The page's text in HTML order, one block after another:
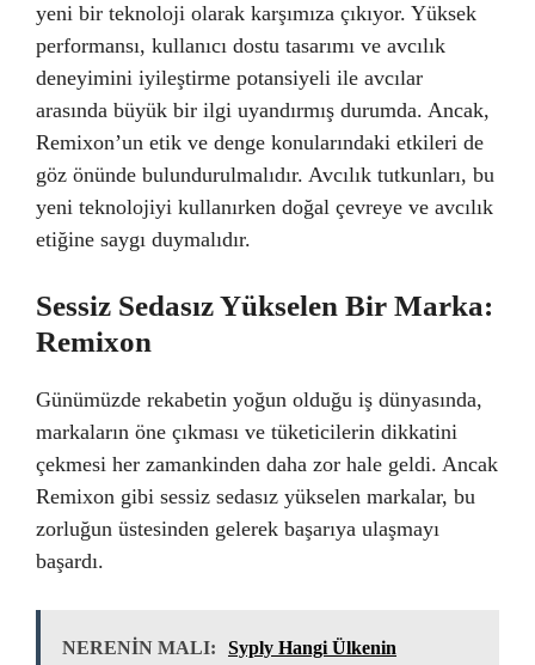
yeni bir teknoloji olarak karşımıza çıkıyor. Yüksek
performansı, kullanıcı dostu tasarımı ve avcılık
deneyimini iyileştirme potansiyeli ile avcılar
arasında büyük bir ilgi uyandırmış durumda. Ancak,
Remixon’un etik ve denge konularındaki etkileri de
göz önünde bulundurulmalıdır. Avcılık tutkunları, bu
yeni teknolojiyi kullanırken doğal çevreye ve avcılık
etiğine saygı duymalıdır.
Sessiz Sedasız Yükselen Bir Marka:
Remixon
Günümüzde rekabetin yoğun olduğu iş dünyasında,
markaların öne çıkması ve tüketicilerin dikkatini
çekmesi her zamankinden daha zor hale geldi. Ancak
Remixon gibi sessiz sedasız yükselen markalar, bu
zorluğun üstesinden gelerek başarıya ulaşmayı
başardı.
NERENİN MALI:
Syply Hangi Ülkenin